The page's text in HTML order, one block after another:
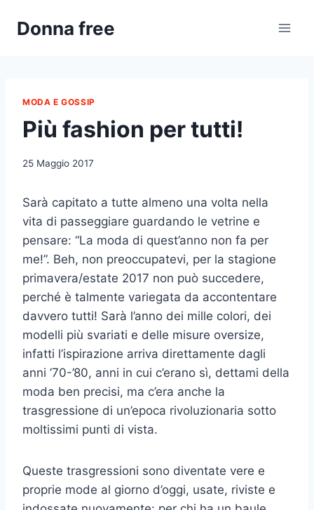
Donna free
MODA E GOSSIP
Più fashion per tutti!
25 Maggio 2017
Sarà capitato a tutte almeno una volta nella
vita di passeggiare guardando le vetrine e
pensare: “La moda di quest’anno non fa per
me!”. Beh, non preoccupatevi, per la stagione
primavera/estate 2017 non può succedere,
perché è talmente variegata da accontentare
davvero tutti! Sarà l’anno dei mille colori, dei
modelli più svariati e delle misure oversize,
infatti l’ispirazione arriva direttamente dagli
anni ’70-’80, anni in cui c’erano sì, dettami della
moda ben precisi, ma c’era anche la
trasgressione di un’epoca rivoluzionaria sotto
moltissimi punti di vista.
Queste trasgressioni sono diventate vere e
proprie mode al giorno d’oggi, usate, riviste e